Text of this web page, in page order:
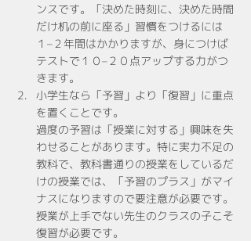
ンスです。「決めた時刻に、決めた時間
だけ机の前に座る」習慣をつけるには
１–２年間はかかりますが、身につけば
テストで１０–２０点アップする力がつ
きます。
小学生なら「予習」より「復習」に重点
を置くことです。
過度の予習は「授業に対する」興味を失
わせることがあります。特に実力不足の
教科で、教科書通りの授業をしているだ
けの授業では、「予習のプラス」がマイ
ナスになりますので要注意が必要です。
授業が上手でない先生のクラスの子こそ
復習が必要です。